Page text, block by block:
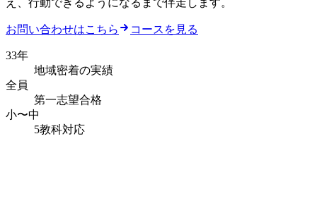
お問い合わせはこちら コースを見る
33年
地域密着の実績
全員
第一志望合格
小〜中
5教科対応